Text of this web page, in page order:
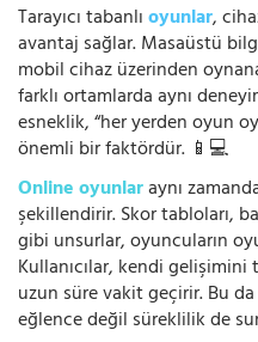
Tarayıcı tabanlıoyunlar,
avantaj sağlar. Masaüstü
mobil cihaz üzerinden
farklı ortamlarda aynı
esneklik, “her yerden oyun
önemli bir faktördür. 📱💻
Online oyunlaraynı
şekillendirir. Skor tabloları,
gibi unsurlar, oyuncuların
Kullanıcılar, kendi
uzun süre vakit geçirir. Bu
eğlence değil süreklilik de